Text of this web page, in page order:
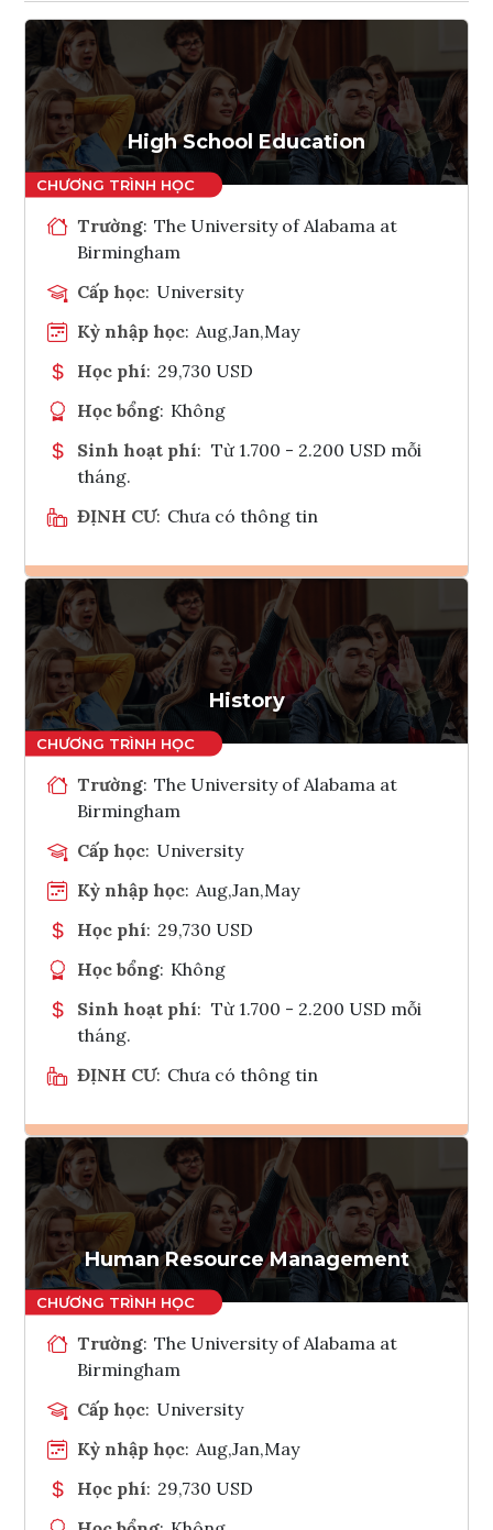
High School Education
Trường: The University of Alabama at
Birmingham
Cấp học: University
Kỳ nhập học: Aug,Jan,May
Học phí: 29,730 USD
Học bổng: Không
Sinh hoạt phí: Từ 1.700 - 2.200 USD mỗi
tháng.
ĐỊNH CƯ: Chưa có thông tin
Ghi danh
Tham vấn Interlink
History
Trường: The University of Alabama at
Birmingham
Cấp học: University
Kỳ nhập học: Aug,Jan,May
Học phí: 29,730 USD
Học bổng: Không
Sinh hoạt phí: Từ 1.700 - 2.200 USD mỗi
tháng.
ĐỊNH CƯ: Chưa có thông tin
Ghi danh
Tham vấn Interlink
Human Resource Management
Trường: The University of Alabama at
Birmingham
Cấp học: University
Kỳ nhập học: Aug,Jan,May
Học phí: 29,730 USD